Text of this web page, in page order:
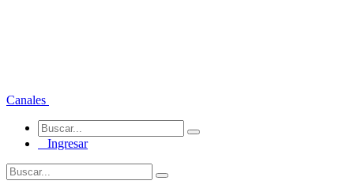
Canales
Ingresar